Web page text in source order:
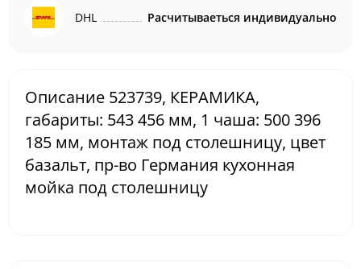
DHL Расчитываеться индивидуально
Описание 523739, КЕРАМИКА,
габариты: 543 456 мм, 1 чаша: 500 396
185 мм, монтаж под столешницу, цвет
базальт, пр-во Германия кухонная
мойка под столешницу